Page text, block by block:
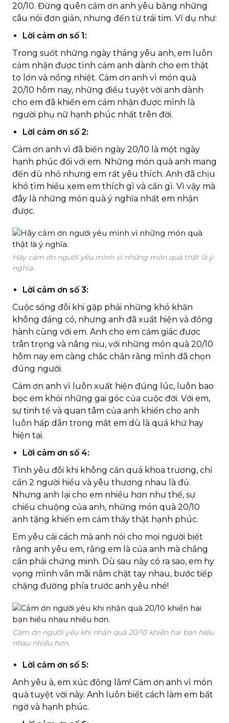
20/10. Đừng quên cảm ơn anh yêu bằng những
câu nói đơn giản, nhưng đến từ trái tim. Ví dụ như:
Lời cảm ơn số 1:
Trong suốt những ngày tháng yêu anh, em luôn
cảm nhận được tình cảm anh dành cho em thật
to lớn và nồng nhiệt. Cảm ơn anh vì món quà
20/10 hôm nay, những điều tuyệt vời anh dành
cho em đã khiến em cảm nhận được mình là
người phụ nữ hạnh phúc nhất trên đời.
Lời cảm ơn số 2:
Cảm ơn anh vì đã biến ngày 20/10 là một ngày
hạnh phúc đối với em. Những món quà anh mang
đến dù nhỏ nhưng em rất yêu thích. Anh đã chịu
khó tìm hiểu xem em thích gì và cần gì. Vì vậy mà
đây là những món quà ý nghĩa nhất em nhận
được.
Hãy cảm ơn người yêu mình vì những món quà thật là ý
nghĩa.
Lời cảm ơn số 3:
Cuộc sống đôi khi gặp phải những khó khăn
không đáng có, nhưng anh đã xuất hiện và đồng
hành cùng với em. Anh cho em cảm giác được
trân trọng và nâng niu, với những món quà 20/10
hôm nay em càng chắc chắn rằng mình đã chọn
đúng người.
Cảm ơn anh vì luôn xuất hiện đúng lúc, luôn bao
bọc em khỏi những gai góc của cuộc đời. Với em,
sự tinh tế và quan tâm của anh khiến cho anh
luôn hấp dẫn trong mắt em dù là quá khứ hay
hiện tại.
Lời cảm ơn số 4:
Tình yêu đôi khi không cần quá khoa trương, chỉ
cần 2 người hiểu và yêu thương nhau là đủ.
Nhưng anh lại cho em nhiều hơn như thế, sự
chiều chuộng của anh, những món quà 20/10
anh tặng khiến em cảm thấy thật hạnh phúc.
Em yêu cái cách mà anh nói cho mọi người biết
rằng anh yêu em, rằng em là của anh mà chẳng
cần phải chứng minh. Dù sau này có ra sao, em hy
vọng mình vẫn mãi nắm chặt tay nhau, bước tiếp
chặng đường phía trước anh yêu nhé!
Cảm ơn người yêu khi nhận quà 20/10 khiến hai bạn hiểu
nhau nhiều hơn.
Lời cảm ơn số 5:
Anh yêu à, em xúc động lắm! Cảm ơn anh vì món
quà tuyệt vời này. Anh luôn biết cách làm em bất
ngờ và hạnh phúc.